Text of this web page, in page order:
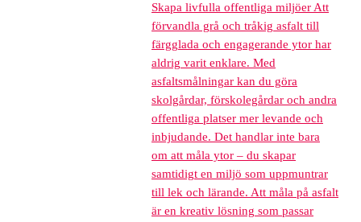
Skapa livfulla offentliga miljöer Att
förvandla grå och tråkig asfalt till
färgglada och engagerande ytor har
aldrig varit enklare. Med
asfaltsmålningar kan du göra
skolgårdar, förskolegårdar och andra
offentliga platser mer levande och
inbjudande. Det handlar inte bara
om att måla ytor – du skapar
samtidigt en miljö som uppmuntrar
till lek och lärande. Att måla på asfalt
är en kreativ lösning som passar